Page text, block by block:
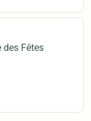
des Fêtes